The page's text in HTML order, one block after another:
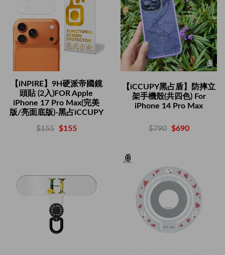
【iNPIRE】9H硬派帝國鏡
頭貼 (2入)FOR Apple
iPhone 17 Pro Max(完美
版/亮面底版)-黑占iCCUPY
$155 $155
【iCCUPY黑占盾】防摔立
架手機殼(共四色) For
iPhone 14 Pro Max
$790 $690